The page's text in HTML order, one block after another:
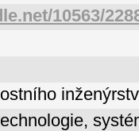
10563/